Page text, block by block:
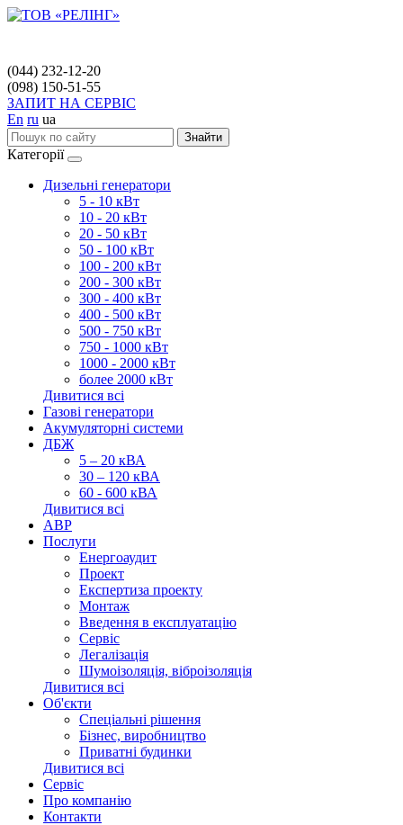
(044) 232-12-20
(098) 150-51-55
ЗАПИТ НА СЕРВІС
En ru ua
Знайти
Категорії
Дизельні генератори
5 - 10 кВт
10 - 20 кВт
20 - 50 кВт
50 - 100 кВт
100 - 200 кВт
200 - 300 кВт
300 - 400 кВт
400 - 500 кВт
500 - 750 кВт
750 - 1000 кВт
1000 - 2000 кВт
более 2000 кВт
Дивитися всі
Газові генератори
Акумуляторні системи
ДБЖ
5 – 20 кВА
30 – 120 кВА
60 - 600 кВА
Дивитися всі
АВР
Послуги
Енергоаудит
Проект
Експертиза проекту
Монтаж
Введення в експлуатацію
Сервіс
Легалізація
Шумоізоляція, віброізоляція
Дивитися всі
Об'єкти
Спеціальні рішення
Бізнес, виробництво
Приватні будинки
Дивитися всі
Сервіс
Про компанію
Контакти